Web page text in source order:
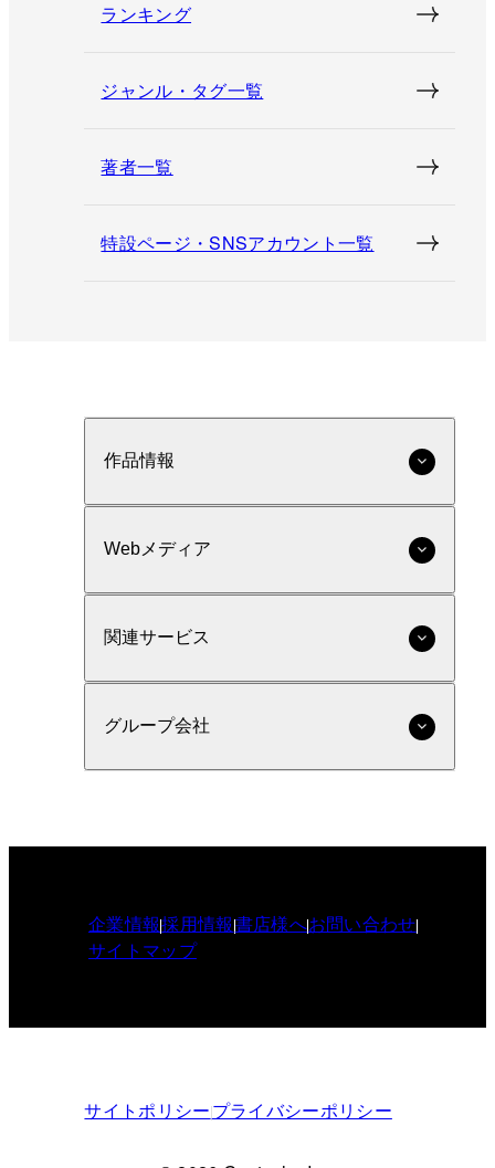
ランキング
ジャンル・タグ一覧
著者一覧
特設ページ・SNSアカウント一覧
作品情報
Webメディア
関連サービス
グループ会社
企業情報採用情報書店様へお問い合わせ
サイトマップ
サイトポリシープライバシーポリシー